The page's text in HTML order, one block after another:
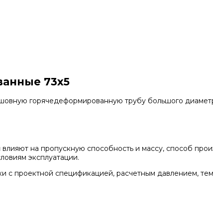
73х5
горячедеформированную трубу большого
на пропускную способность и массу, способ
эксплуатации.
с проектной спецификацией, расчетным давлением,